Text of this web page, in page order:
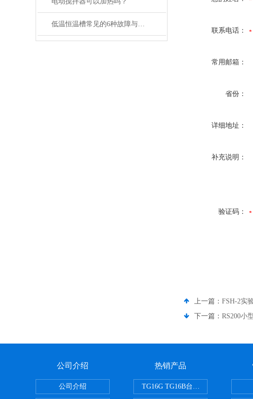
低温恒温槽常见的6种故障与解决
联系电话：
常用邮箱：
省份：
详细地址：
补充说明：
验证码：
上一篇： FSH-2实
下一篇： RS200小
公司介绍
公司介绍
热销产品
TG16G TG16B台式高速离心机